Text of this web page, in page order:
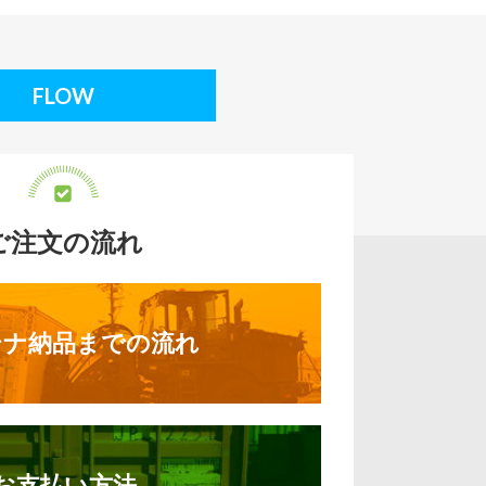
FLOW
注文の流れ
納品までの流れ